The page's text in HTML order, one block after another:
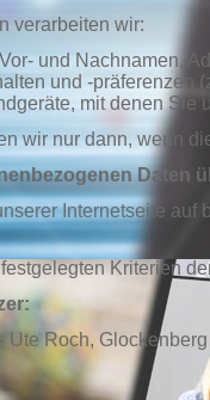
verarbeiten wir:
und Nachnamen,
und -präferenzen
mit denen Sie
wir nur dann, wenn
Daten
Internetseite
Kriterien
Roch,